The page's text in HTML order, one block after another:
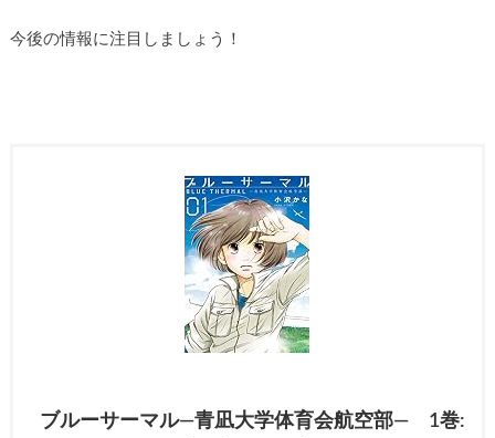
今後の情報に注目しましょう！
ブルーサーマル―青凪大学体育会航空部― 1巻: